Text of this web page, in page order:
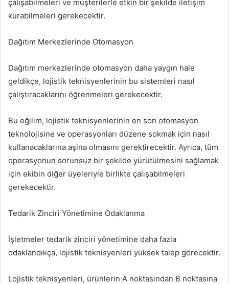
çalışabilmeleri ve müşterilerle etkin bir şekilde iletişim
kurabilmeleri gerekecektir.
Dağıtım Merkezlerinde Otomasyon
Dağıtım merkezlerinde otomasyon daha yaygın hale
geldikçe, lojistik teknisyenlerinin bu sistemleri nasıl
çalıştıracaklarını öğrenmeleri gerekecektir.
Bu eğilim, lojistik teknisyenlerinin en son otomasyon
teknolojisine ve operasyonları düzene sokmak için nasıl
kullanacaklarına aşina olmasını gerektirecektir. Ayrıca, tüm
operasyonun sorunsuz bir şekilde yürütülmesini sağlamak
için ekibin diğer üyeleriyle birlikte çalışabilmeleri
gerekecektir.
Tedarik Zinciri Yönetimine Odaklanma
İşletmeler tedarik zinciri yönetimine daha fazla
odaklandıkça, lojistik teknisyenleri yüksek talep görecektir.
Lojistik teknisyenleri, ürünlerin A noktasından B noktasına